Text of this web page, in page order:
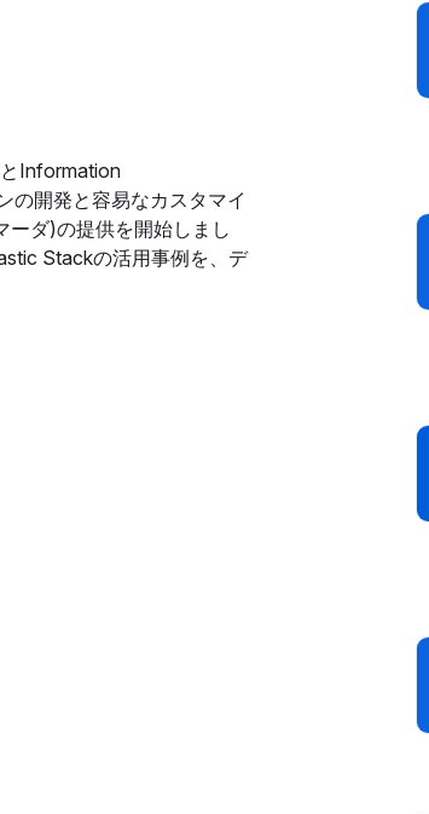
Information
開発と容易なカスタマイ
ーダ)の提供を開始しまし
Stackの活用事例を、デ